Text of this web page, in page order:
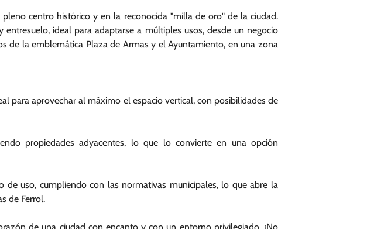
centro histórico y en la reconocida "milla de oro" de la ciudad.
ideal para adaptarse a múltiples usos, desde un negocio
de la emblemática Plaza de Armas y el Ayuntamiento, en una zona
para aprovechar al máximo el espacio vertical, con posibilidades de
propiedades adyacentes, lo que lo convierte en una opción
uso, cumpliendo con las normativas municipales, lo que abre la
de Ferrol.